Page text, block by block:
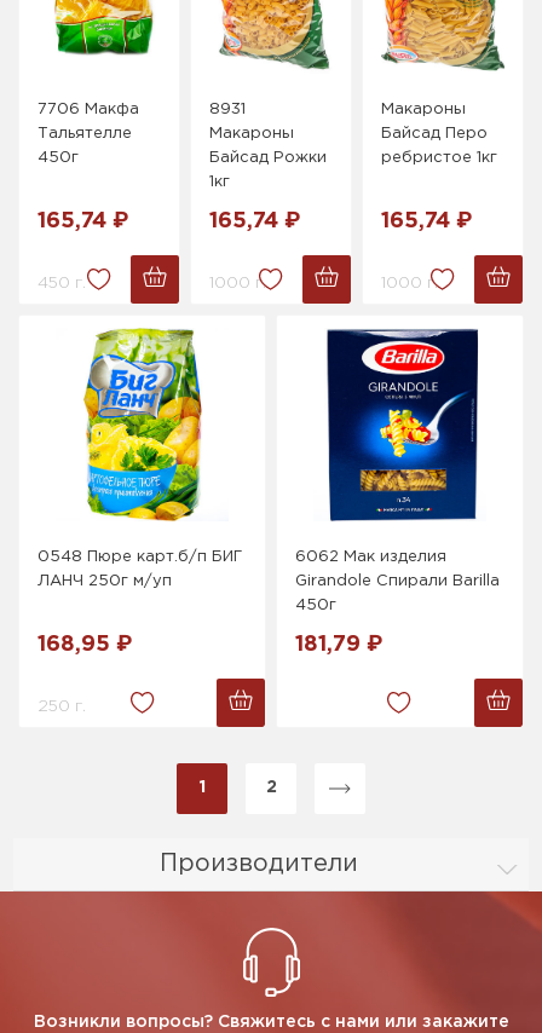
Производители
7706 Макфа
Тальятелле
450г
165,74 ₽
450 г.
8931
Макароны
Байсад Рожки
1кг
165,74 ₽
1000 г.
Макароны
Байсад Перо
ребристое 1кг
165,74 ₽
1000 г.
0548 Пюре карт.б/п БИГ
ЛАНЧ 250г м/уп
168,95 ₽
250 г.
6062 Мак изделия
Girandole Спирали Barilla
450г
181,79 ₽
1 2
Возникли вопросы? Свяжитесь с нами или закажите